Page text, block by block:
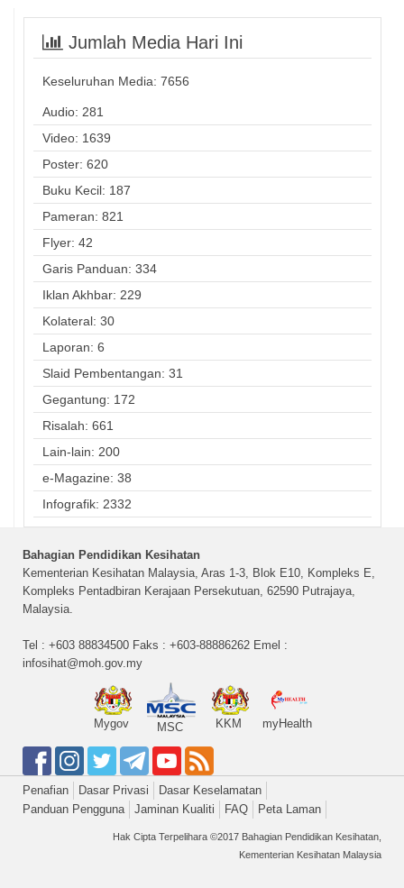
Jumlah Media Hari Ini
Keseluruhan Media: 7656
Audio: 281
Video: 1639
Poster: 620
Buku Kecil: 187
Pameran: 821
Flyer: 42
Garis Panduan: 334
Iklan Akhbar: 229
Kolateral: 30
Laporan: 6
Slaid Pembentangan: 31
Gegantung: 172
Risalah: 661
Lain-lain: 200
e-Magazine: 38
Infografik: 2332
Bahagian Pendidikan Kesihatan
Kementerian Kesihatan Malaysia, Aras 1-3, Blok E10, Kompleks E,
Kompleks Pentadbiran Kerajaan Persekutuan, 62590 Putrajaya,
Malaysia.
Tel : +603 88834500 Faks : +603-88886262 Emel :
infosihat@moh.gov.my
Mygov MSC KKM myHealth
Penafian Dasar Privasi
Dasar Keselamatan
Panduan Pengguna
Jaminan Kualiti FAQ Peta Laman
Hak Cipta Terpelihara ©2017 Bahagian Pendidikan Kesihatan,
Kementerian Kesihatan Malaysia